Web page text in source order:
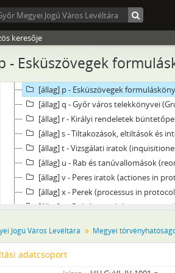
keresője
- Esküszövegek
[állag] j - Végrendeletek (testamenta),
[állag] k - Végrendeletek másolati
[állag] l - A város magánokiratai,
[állag] n - A győri várparancsnok elleni
[állag] o - Magánosok iratai
[állag] p - Esküszövegek
[állag] q - Győr város telekkönyvei
[állag] r - Királyi rendeletek
[állag] s - Tiltakozások, eltiltások és
[állag] t - Vizsgálati iratok
[állag] u - Rab és tanúvallomások
[állag] v - Peres iratok (actiones in
[állag] x - Perek (processus in
[állag] y - Polgári perek (processus
[Fond] 1003 - Győr város kamarásának
[Fond] 1004 - Győr város adószedőjének
Jogú Város Levéltára
adatcsoport